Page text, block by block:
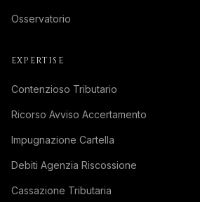
Osservatorio
EXPERTISE
Contenzioso Tributario
Ricorso Avviso Accertamento
Impugnazione Cartella
Debiti Agenzia Riscossione
Cassazione Tributaria